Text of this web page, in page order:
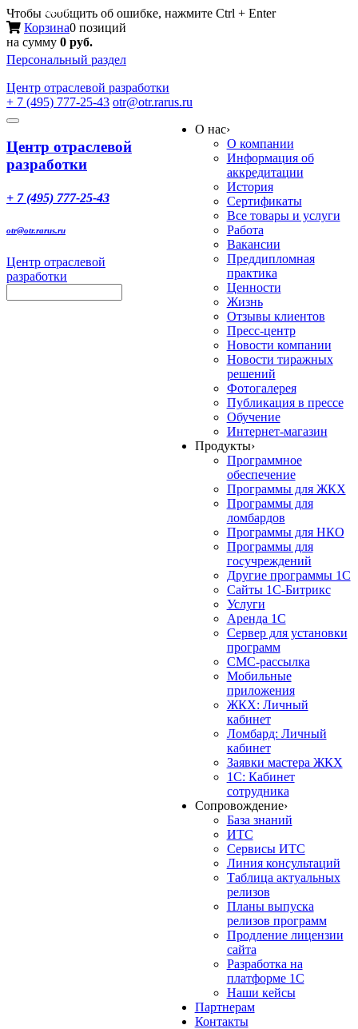
Чтобы сообщить об ошибке, нажмите Ctrl + Enter
Корзина0 позиций
на сумму 0 руб.
Персональный раздел
Центр отраслевой разработки
+ 7 (495) 777-25-43 otr@otr.rarus.ru
Toggle
Меню
Центр отраслевой
разработки
+ 7 (495) 777-25-43
otr@otr.rarus.ru
Центр отраслевой
разработки
О нас›
О компании
Информация об
аккредитации
История
Сертификаты
Все товары и услуги
Работа
Вакансии
Преддипломная
практика
Ценности
Жизнь
Отзывы клиентов
Пресс-центр
Новости компании
Новости тиражных
решений
Фотогалерея
Публикация в прессе
Обучение
Интернет-магазин
Продукты›
Программное
обеспечение
Программы для ЖКХ
Программы для
ломбардов
Программы для НКО
Программы для
госучреждений
Другие программы 1С
Сайты 1С-Битрикс
Услуги
Аренда 1С
Сервер для установки
программ
СМС-рассылка
Мобильные
приложения
ЖКХ: Личный
кабинет
Ломбард: Личный
кабинет
Заявки мастера ЖКХ
1С: Кабинет
сотрудника
Сопровождение›
База знаний
ИТС
Сервисы ИТС
Линия консультаций
Таблица актуальных
релизов
Планы выпуска
релизов программ
Продление лицензии
сайта
Разработка на
платформе 1С
Наши кейсы
Партнерам
Контакты